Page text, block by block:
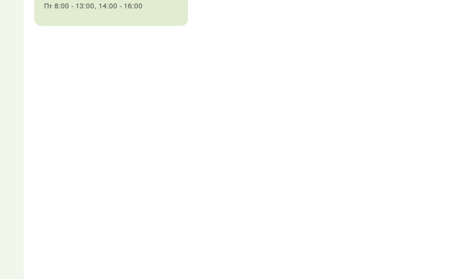
Пт 8:00 - 13:00, 14:00 - 16:00